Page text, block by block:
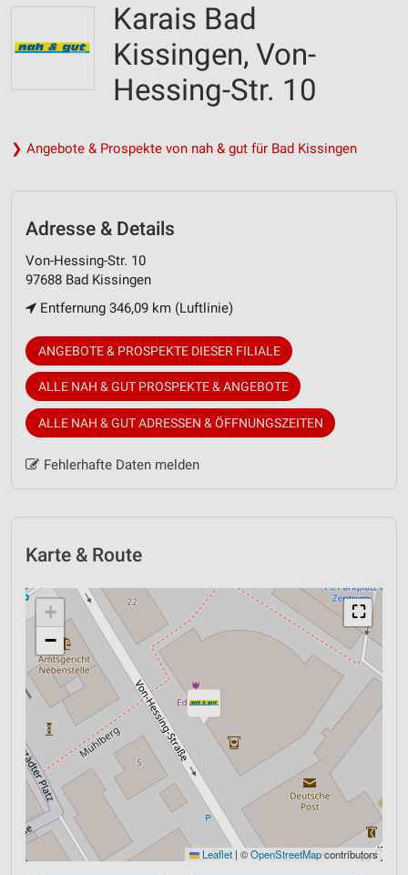
Karais Bad
Kissingen, Von-
Hessing-Str. 10
❯ Angebote & Prospekte von nah & gut für Bad Kissingen
Adresse & Details
Von-Hessing-Str. 10
97688 Bad Kissingen
Entfernung 346,09 km (Luftlinie)
ANGEBOTE & PROSPEKTE DIESER FILIALE
ALLE NAH & GUT PROSPEKTE & ANGEBOTE
ALLE NAH & GUT ADRESSEN & ÖFFNUNGSZEITEN
Fehlerhafte Daten melden
Karte & Route
⛶
+
−
Leaflet | ©OpenStreetMapcontributors